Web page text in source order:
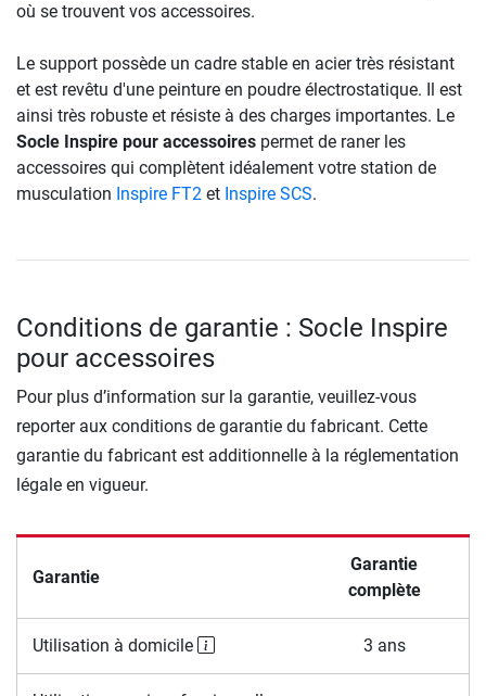
où se trouvent vos accessoires.
Le support possède un cadre stable en acier très résistant
et est revêtu d'une peinture en poudre électrostatique. Il est
ainsi très robuste et résiste à des charges importantes. Le
Socle Inspire pour accessoires permet de raner les
accessoires qui complètent idéalement votre station de
musculation Inspire FT2 et Inspire SCS.
Conditions de garantie : Socle Inspire
pour accessoires
Pour plus d’information sur la garantie, veuillez-vous
reporter aux conditions de garantie du fabricant. Cette
garantie du fabricant est additionnelle à la réglementation
légale en vigueur.
Garantie
Garantie
complète
Utilisation à domicile 3 ans